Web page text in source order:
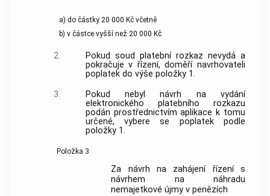
a) do částky 20 000 Kč včetně
b) v částce vyšší než 20 000 Kč
2.
Pokud soud platební rozkaz nevydá a
pokračuje v řízení, doměří navrhovateli
poplatek do výše položky 1.
3.
Pokud nebyl návrh na vydání
elektronického platebního rozkazu
podán prostřednictvím aplikace k tomu
určené, vybere se poplatek podle
položky 1.
Položka 3
Za návrh na zahájení řízení s
návrhem na náhradu
nemajetkové újmy v penězích